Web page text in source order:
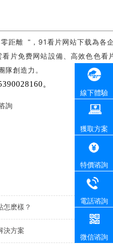
距離 " ，91看片网站下载為各
看片免费网站設備、高效色色
隊創造力。
。
詢
怎麽樣？
決方案
線下體驗
獲取方案
特價谘詢
電話谘詢
微信谘詢